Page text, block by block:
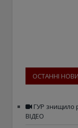
ОСТАННІ
ГУР знищило
ВІДЕО